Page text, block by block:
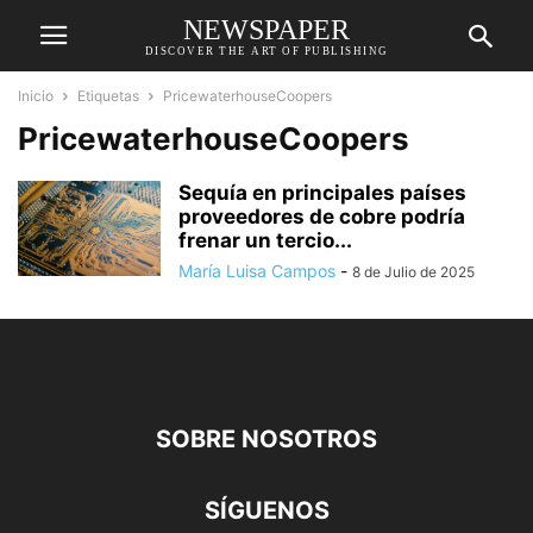
NEWSPAPER
DISCOVER THE ART OF PUBLISHING
Inicio Etiquetas PricewaterhouseCoopers
PricewaterhouseCoopers
Sequía en principales países
proveedores de cobre podría
frenar un tercio...
María Luisa Campos - 8 de Julio de 2025
SOBRE NOSOTROS
SÍGUENOS